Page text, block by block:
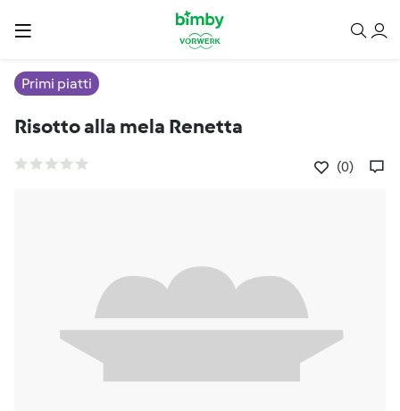
Primi piatti
Risotto alla mela Renetta
(0)